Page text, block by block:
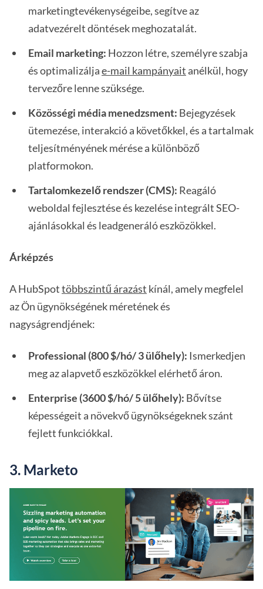
marketingtevékenységeibe, segítve az
adatvezérelt döntések meghozatalát.
Email marketing: Hozzon létre, személyre szabja
és optimalizáljae-mail kampányait anélkül, hogy
tervezőre lenne szüksége.
Közösségi média menedzsment: Bejegyzések
ütemezése, interakció a követőkkel, és a tartalmak
teljesítményének mérése a különböző
platformokon.
Tartalomkezelő rendszer (CMS): Reagáló
weboldal fejlesztése és kezelése integrált SEO-
ajánlásokkal és leadgeneráló eszközökkel.
Árképzés
A HubSpottöbbszintű árazást kínál, amely megfelel
az Ön ügynökségének méretének és
nagyságrendjének:
Professional (800 $/hó/ 3 ülőhely): Ismerkedjen
meg az alapvető eszközökkel elérhető áron.
Enterprise (3600 $/hó/ 5 ülőhely): Bővítse
képességeit a növekvő ügynökségeknek szánt
fejlett funkciókkal.
3. Marketo